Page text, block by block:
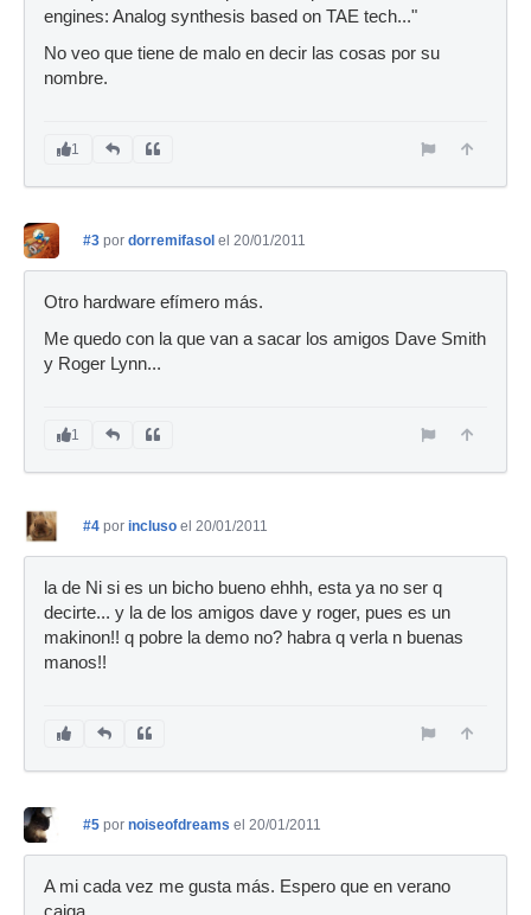
engines: Analog synthesis based on TAE tech..."
No veo que tiene de malo en decir las cosas por su
nombre.
1
#3 por dorremifasol el 20/01/2011
Otro hardware efímero más.
Me quedo con la que van a sacar los amigos Dave Smith
y Roger Lynn...
1
#4 por incluso el 20/01/2011
la de Ni si es un bicho bueno ehhh, esta ya no ser q
decirte... y la de los amigos dave y roger, pues es un
makinon!! q pobre la demo no? habra q verla n buenas
manos!!
#5 por noiseofdreams el 20/01/2011
A mi cada vez me gusta más. Espero que en verano